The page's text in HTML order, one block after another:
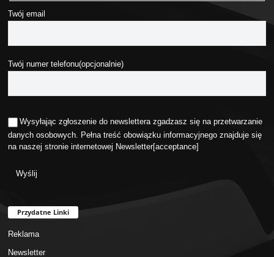
Twój email
Twój numer telefonu(opcjonalnie)
Wysyłając zgłoszenie do newslettera zgadzasz się na przetwarzanie
danych osobowych. Pełna treść obowiązku informacyjnego znajduje się
na naszej stronie internetowej Newsletter[acceptance]
Przydatne Linki
Reklama
Newsletter